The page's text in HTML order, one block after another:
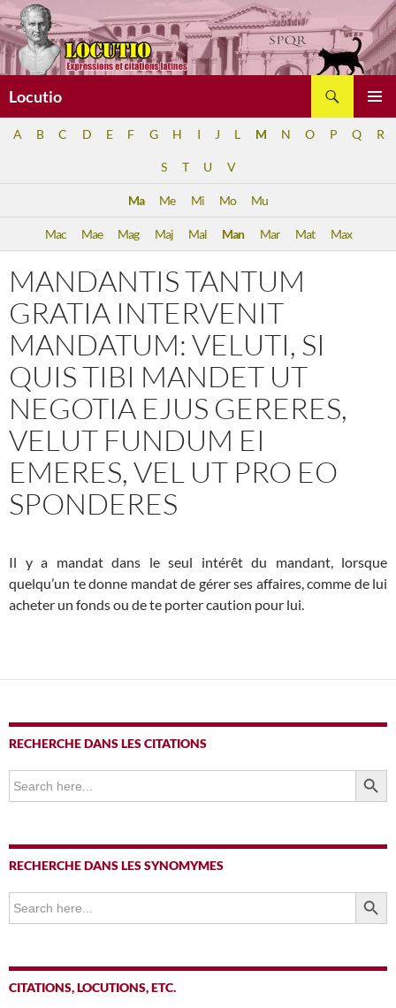
Aller
au
contenu
Locutio
A B C D E F G H I J L M N O P Q R
S T U V
Ma Me Mi Mo Mu
Mac Mae Mag Maj Mal Man Mar Mat Max
MANDANTIS TANTUM
GRATIA INTERVENIT
MANDATUM: VELUTI, SI
QUIS TIBI MANDET UT
NEGOTIA EJUS GERERES,
VELUT FUNDUM EI
EMERES, VEL UT PRO EO
SPONDERES
Il y a mandat dans le seul intérêt du mandant, lorsque
quelqu’un te donne mandat de gérer ses affaires, comme de lui
acheter un fonds ou de te porter caution pour lui.
RECHERCHE DANS LES CITATIONS
Search
for:
SEARCH
RECHERCHE DANS LES SYNOMYMES
Search
for:
SEARCH
CITATIONS, LOCUTIONS, ETC.